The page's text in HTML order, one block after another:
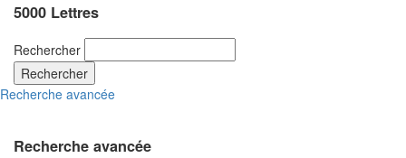
5000 Lettres
Rechercher
Rechercher
Recherche avancée
Recherche avancée